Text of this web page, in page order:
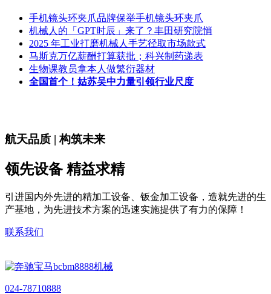
手机镜头环夹爪品牌保举手机镜头环夹爪
机械人的「GPT时辰」来了？丰田研究院悄
2025 年工业打磨机械人手艺径取市场款式
马斯克万亿薪酬打算获批；科兴制药递表
生物课教员拿本人做繁衍器材
全国首个！姑苏吴中力量引领行业尺度
航天品质 | 构筑未来
领先设备 精益求精
引进国内外先进的精加工设备、钣金加工设备，造就先进的生
产基地，为先进技术方案的迅速实施提供了有力的保障！
联系我们
024-78710888